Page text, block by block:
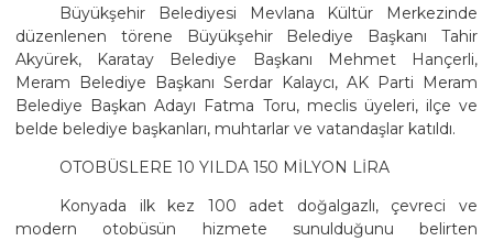
Büyükşehir Belediyesi Mevlana Kültür Merkezinde
düzenlenen törene Büyükşehir Belediye Başkanı Tahir
Akyürek, Karatay Belediye Başkanı Mehmet Hançerli,
Meram Belediye Başkanı Serdar Kalaycı, AK Parti Meram
Belediye Başkan Adayı Fatma Toru, meclis üyeleri, ilçe ve
belde belediye başkanları, muhtarlar ve vatandaşlar katıldı.
OTOBÜSLERE 10 YILDA 150 MİLYON LİRA
Konyada ilk kez 100 adet doğalgazlı, çevreci ve
modern otobüsün hizmete sunulduğunu belirten